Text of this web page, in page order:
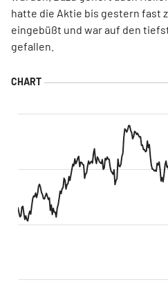
hatte die Aktie bis gestern fast
eingebüßt und war auf den
gefallen.